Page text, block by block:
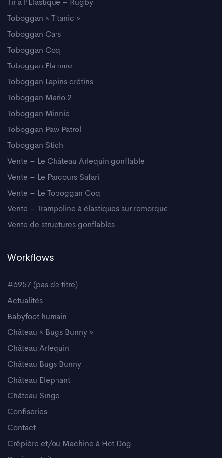
Tir à l’Elastique – Rugby
Toboggan « Titanic »
Toboggan Cars
Toboggan Coq
Toboggan Flamme
Toboggan Lapins crétins
Toboggan Mario 2
Toboggan Minnie
Toboggan Paw Patrol
Toboggan Stich
Vente – Le Château Arlequin gonflable
Vente – Le Parcours Safari
Vente – Le Toboggan Coq
Vente – Trampoline à élastiques sur remorque
Vente de structures gonflables
Workflows
#6957 (pas de titre)
Actualités
Babyfoot humain
Château « Bugs Bunny »
Château Arlequin
Château Bugs Bunny
Château Elephant
Château Singe
Confiseries
Contact
Crêpière et/ou Machine à Hot Dog